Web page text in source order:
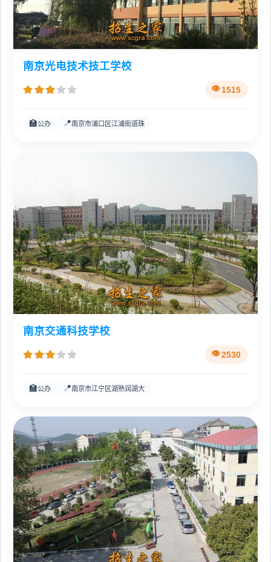
南京光电技术技工学校
1515
🏫公办 📍南京市浦口区江浦街道珠
南京交通科技学校
2530
🏫公办 📍南京市江宁区湖熟润湖大